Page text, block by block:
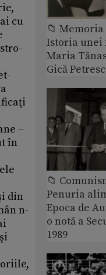
cu
–
în
din
n-
📁
Istoria
Maria
Gică
📁
Penuria
Epoca de
o notă a
1989